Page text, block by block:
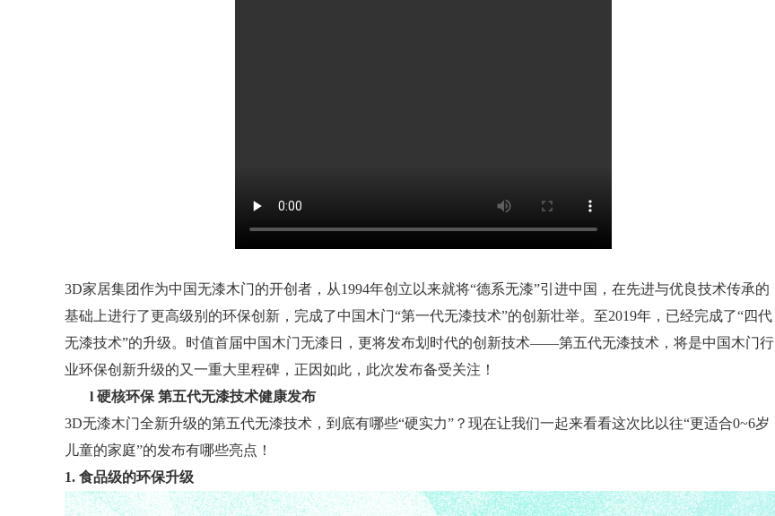
3D家居集团作为中国无漆木门的开创者，从1994年创立以来就将“德系无漆”引进中国，在先进与优良技术传承的
基础上进行了更高级别的环保创新，完成了中国木门“第一代无漆技术”的创新壮举。至2019年，已经完成了“四代
无漆技术”的升级。时值首届中国木门无漆日，更将发布划时代的创新技术——第五代无漆技术，将是中国木门行
业环保创新升级的又一重大里程碑，正因如此，此次发布备受关注！
l 硬核环保 第五代无漆技术健康发布
3D无漆木门全新升级的第五代无漆技术，到底有哪些“硬实力”？现在让我们一起来看看这次比以往“更适合0~6岁
儿童的家庭”的发布有哪些亮点！
1. 食品级的环保升级